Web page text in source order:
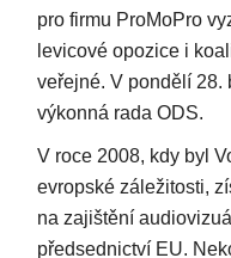
pro firmu ProMoPro
levicové opozice i
veřejné. V pondělí 28.
výkonná rada ODS.
V roce 2008, kdy byl
evropské záležitosti,
na zajištění
předsednictví EU.